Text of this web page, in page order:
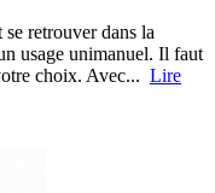
retrouver dans la
usage unimanuel. Il faut
choix. Avec... Lire